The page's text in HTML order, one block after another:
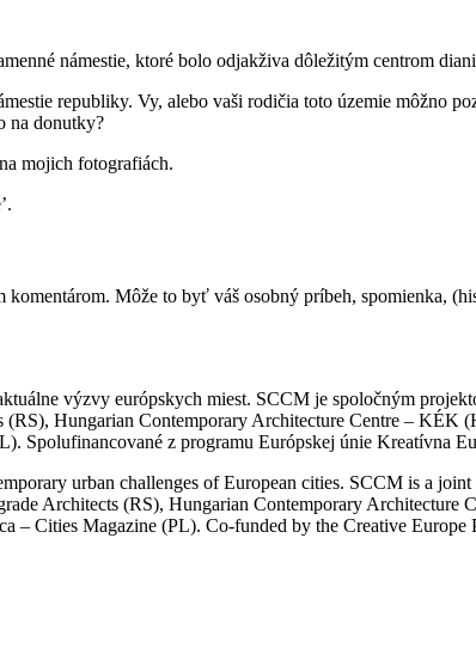
námestie, ktoré bolo odjakživa dôležitým centrom
republiky. Vy, alebo vaši rodičia toto územie môžno
na donutky?
mojich fotografiách.
Môže to byť váš osobný príbeh, spomienka,
výzvy európskych miest. SCCM je spoločným
Hungarian Contemporary Architecture Centre –
Spolufinancované z programu Európskej únie Kreatívna
urban challenges of European cities. SCCM is a
Architects (RS), Hungarian Contemporary
Magazine (PL). Co-funded by the Creative Europe